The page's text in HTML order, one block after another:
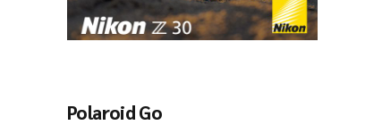
Polaroid Go